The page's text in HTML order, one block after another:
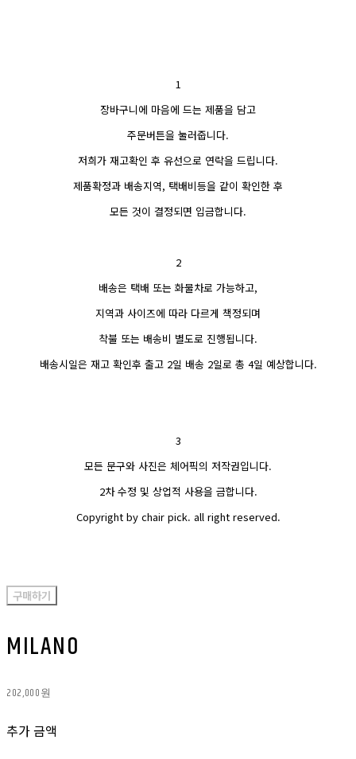
1
장바구니에 마음에 드는 제품을 담고
주문버튼을 눌러줍니다.
저희가 재고확인 후 유선으로 연락을 드립니다.
제품확정과 배송지역, 택배비등을 같이 확인한 후
모든 것이 결정되면 입금합니다.
2
배송은 택배 또는 화물차로 가능하고,
지역과 사이즈에 따라 다르게 책정되며
착불 또는 배송비 별도로 진행됩니다.
배송시일은 재고 확인후 출고 2일 배송 2일로 총 4일 예상합니다.
3
모든 문구와 사진은 체어픽의 저작권입니다.
2차 수정 및 상업적 사용을 금합니다.
Copyright by chair pick. all right reserved.
구매하기
MILANO
202,000원
추가 금액